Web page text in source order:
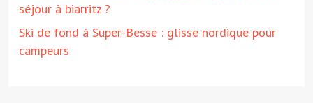
séjour à biarritz ?
Ski de fond à Super-Besse : glisse nordique pour
campeurs